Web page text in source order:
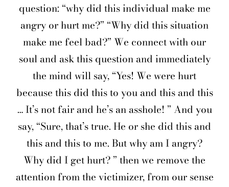
question: “why did this individual make me
angry or hurt me?” “Why did this situation
make me feel bad?” We connect with our
soul and ask this question and immediately
the mind will say, “Yes! We were hurt
because this did this to you and this and this
… It’s not fair and he’s an asshole! ” And you
say, “Sure, that’s true. He or she did this and
this and this to me. But why am I angry?
Why did I get hurt? ” then we remove the
attention from the victimizer, from our sense